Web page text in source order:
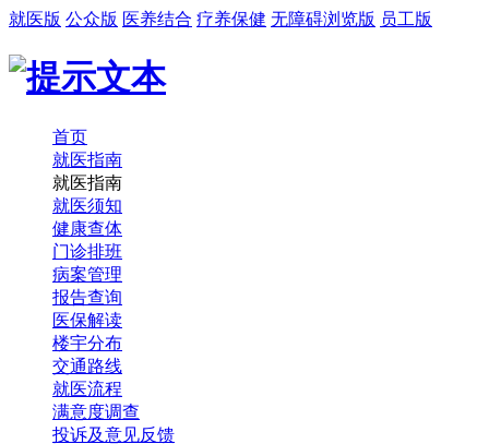
就医版 公众版 医养结合 疗养保健 无障碍浏览版 员工版
首页
就医指南
就医指南
就医须知
健康查体
门诊排班
病案管理
报告查询
医保解读
楼宇分布
交通路线
就医流程
满意度调查
投诉及意见反馈